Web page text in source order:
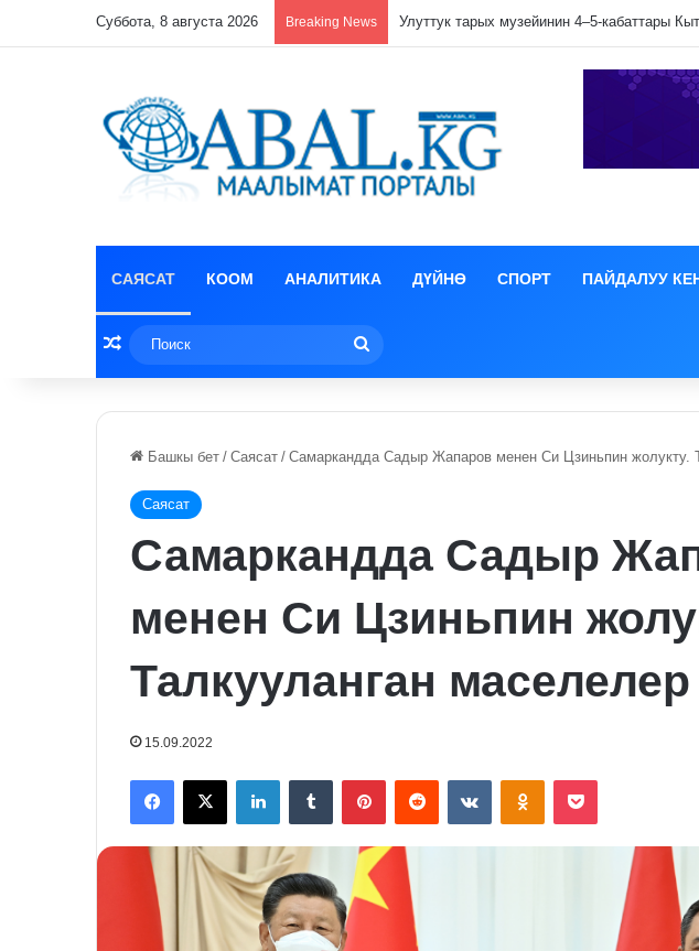
Суббота, 8 августа 2026 Breaking News Кулпунай эзилип даамын жоготпоо үчүн
САЯСАТ КООМ АНАЛИТИКА ДҮЙНӨ СПОРТ ПАЙДАЛУУ
Random Article
Башкы бет / Саясат / Самаркандда Садыр Жапаров менен Си Цзиньпин жолукту.
Саясат
Самаркандда Садыр
менен Си Цзиньпин
Талкууланган маселелер
15.09.2022
FacebookX LinkedInTumblr PinterestReddit VKontakteOdnoklassniki
Pocket